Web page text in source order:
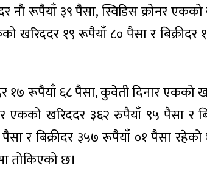
नौ रूपैयाँ ३९ पैसा, स्विडिस क्रोनर
खरिददर १९ रूपैयाँ ८० पैसा र बिक्रीदर
रूपैयाँ ६८ पैसा, कुवेती दिनार एकको
एकको खरिददर ३६२ रुपैयाँ ९५ पैसा र
र बिक्रीदर ३५७ रूपैयाँ ०१ पैसा रहेको
तोकिएको छ।